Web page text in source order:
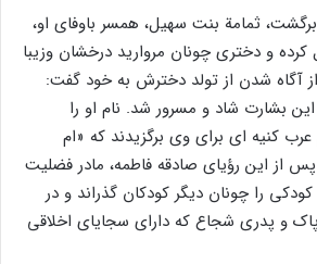
ثمامة بنت سهیل، همسر باوفای او،
و دختری چونان مروارید درخشان وزیبا
آگاه شدن از تولد دخترش به خود گفت:
بشارت شاد و مسرور شد. نام او را
عرب کنیه ای برای وی برگزیدند که «ام
پس از این رؤیای صادقه فاطمه، مادر فضلیت
کودکی را چونان دیگر کودکان گذراند و در
و پدری شجاع که دارای سجایای اخلاقی